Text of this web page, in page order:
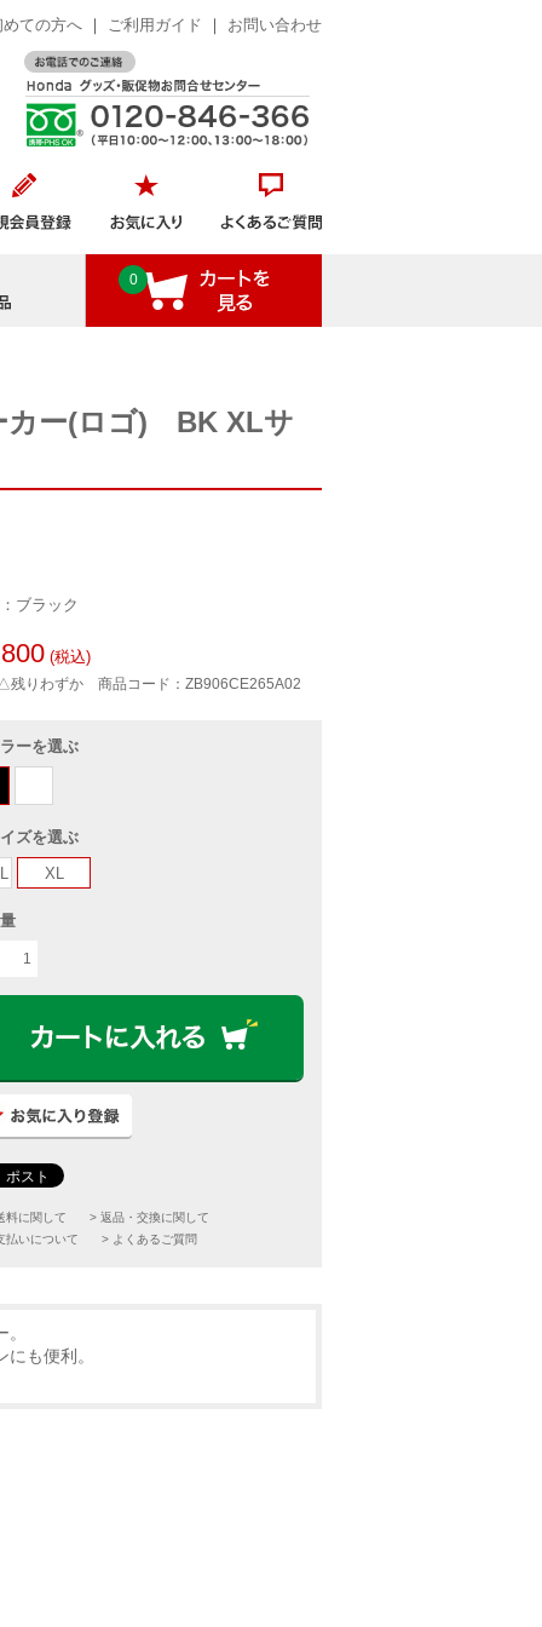
めての方へ ｜ ご利用ガイド ｜ お問い合わせ
おすすめ商品
0
カー(ロゴ) BK XLサ
ブラック
(税込)
残りわずか 商品コード：ZB906CE265A02
ーを選ぶ
ズを選ぶ
L
XL
料に関して
> 返品・交換に関して
払いについて
> よくあるご質問
も便利。